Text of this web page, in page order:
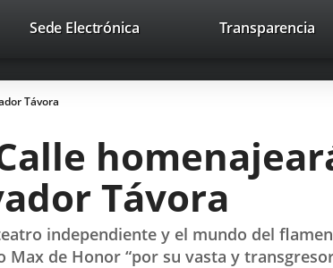
nosotros Contacto avaHeaderSocial
Link
external
Link
external
Link
Sede ElectrónicaLink
application.
Transparencia
Távora
Távora
independiente y el mundo del
de Honor “por su vasta y